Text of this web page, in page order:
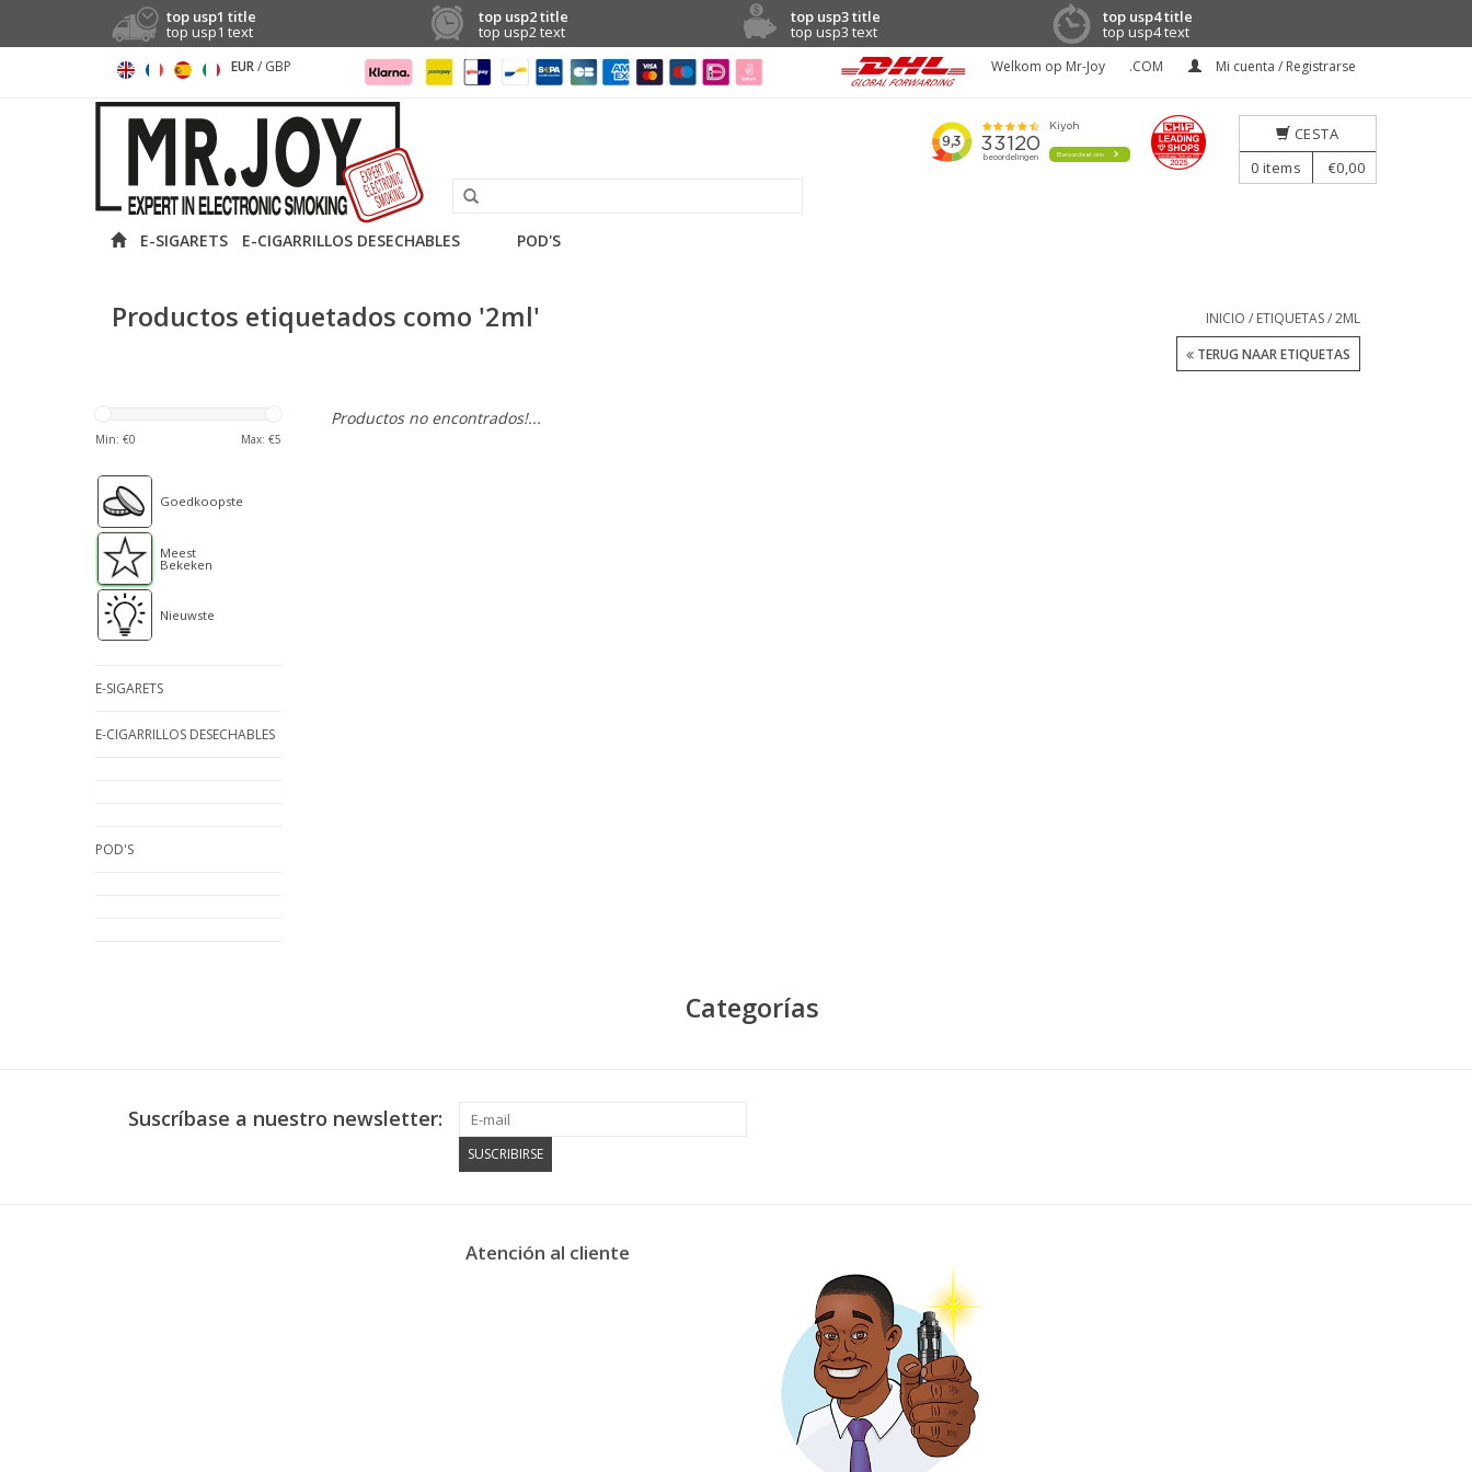
top usp1 title
top usp1 text
top usp2 title
top usp2 text
top usp3 title
top usp3 text
top usp4 title
top usp4 text
EUR/ GBP Welkom op Mr-Joy .COM Mi cuenta / Registrarse
E-SIGARETS E-CIGARRILLOS DESECHABLES POD'S
CESTA
0 items €0,00
Productos etiquetados como '2ml' INICIO / ETIQUETAS/2ML
TERUG NAAR ETIQUETAS
Min: €0 Max: €5
Goedkoopste
Meest
Bekeken
Nieuwste
E-SIGARETS
E-CIGARRILLOS DESECHABLES
POD'S
Productos no encontrados!...
Categorías
Suscríbase a nuestro newsletter:
SUSCRIBIRSE
Atención al cliente